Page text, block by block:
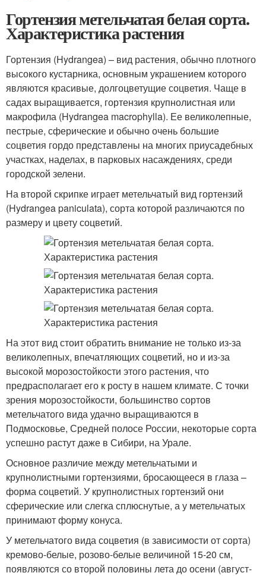
Гортензия метельчатая белая сорта.
Характеристика растения
Гортензия (Hydrangea) – вид растения, обычно плотного
высокого кустарника, основным украшением которого
являются красивые, долгоцветущие соцветия. Чаще в
садах выращивается, гортензия крупнолистная или
макрофила (Hydrangea macrophylla). Ее великолепные,
пестрые, сферические и обычно очень большие
соцветия гордо представлены на многих приусадебных
участках, наделах, в парковых насаждениях, среди
городской зелени.
На второй скрипке играет метельчатый вид гортензий
(Hydrangea paniculata), сорта которой различаются по
размеру и цвету соцветий.
На этот вид стоит обратить внимание не только из-за
великолепных, впечатляющих соцветий, но и из-за
высокой морозостойкости этого растения, что
предрасполагает его к росту в нашем климате. С точки
зрения морозостойкости, большинство сортов
метельчатого вида удачно выращиваются в
Подмосковье, Средней полосе России, некоторые сорта
успешно растут даже в Сибири, на Урале.
Основное различие между метельчатыми и
крупнолистными гортензиями, бросающееся в глаза –
форма соцветий. У крупнолистных гортензий они
сферические или слегка сплюснутые, а у метельчатых
принимают форму конуса.
У метельчатого вида соцветия (в зависимости от сорта)
кремово-белые, розово-белые величиной 15-20 см,
появляются со второй половины лета до осени (август-